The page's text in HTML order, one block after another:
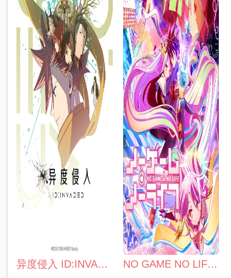
异度侵入 ID:INVADED NO GAME NO LIFE 游戏人生